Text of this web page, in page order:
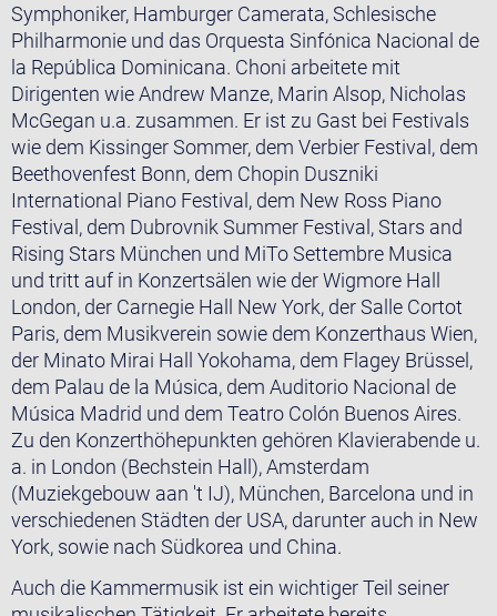
Symphoniker, Hamburger Camerata, Schlesische
Philharmonie und das Orquesta Sinfónica Nacional de
la República Dominicana. Choni arbeitete mit
Dirigenten wie Andrew Manze, Marin Alsop, Nicholas
McGegan u.a. zusammen. Er ist zu Gast bei Festivals
wie dem Kissinger Sommer, dem Verbier Festival, dem
Beethovenfest Bonn, dem Chopin Duszniki
International Piano Festival, dem New Ross Piano
Festival, dem Dubrovnik Summer Festival, Stars and
Rising Stars München und MiTo Settembre Musica
und tritt auf in Konzertsälen wie der Wigmore Hall
London, der Carnegie Hall New York, der Salle Cortot
Paris, dem Musikverein sowie dem Konzerthaus Wien,
der Minato Mirai Hall Yokohama, dem Flagey Brüssel,
dem Palau de la Música, dem Auditorio Nacional de
Música Madrid und dem Teatro Colón Buenos Aires.
Zu den Konzerthöhepunkten gehören Klavierabende u.
a. in London (Bechstein Hall), Amsterdam
(Muziekgebouw aan 't IJ), München, Barcelona und in
verschiedenen Städten der USA, darunter auch in New
York, sowie nach Südkorea und China.
Auch die Kammermusik ist ein wichtiger Teil seiner